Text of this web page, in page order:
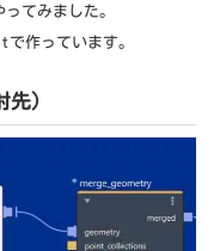
てみました。
作っています。
先)